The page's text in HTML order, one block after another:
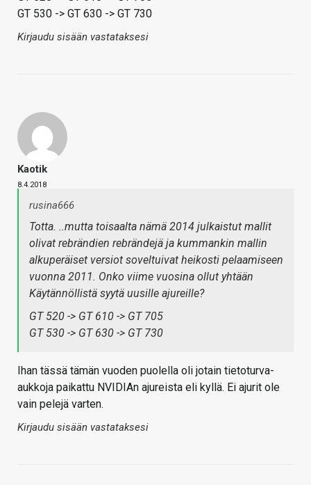
GT 530 -> GT 630 -> GT 730
Kirjaudu sisään vastataksesi
Kaotik
8.4.2018
rusina666
Totta. ..mutta toisaalta nämä 2014 julkaistut mallit
olivat rebrändien rebrändejä ja kummankin mallin
alkuperäiset versiot soveltuivat heikosti pelaamiseen
vuonna 2011. Onko viime vuosina ollut yhtään
Käytännöllistä syytä uusille ajureille?
GT 520 -> GT 610 -> GT 705
GT 530 -> GT 630 -> GT 730
Ihan tässä tämän vuoden puolella oli jotain tietoturva-
aukkoja paikattu NVIDIAn ajureista eli kyllä. Ei ajurit ole
vain pelejä varten.
Kirjaudu sisään vastataksesi